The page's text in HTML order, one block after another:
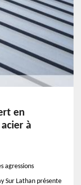
en
à
agressions
Sur Lathan présente